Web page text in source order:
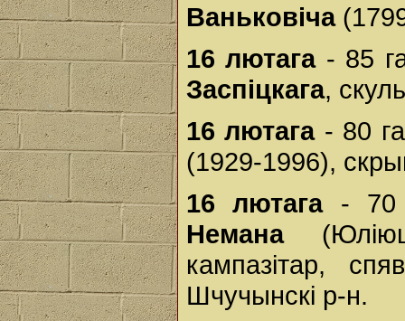
Ваньковіча
16 лютага- 85
Заспіцкага,
16 лютага- 80
(1929-1996),
16 лютага- 70
Немана(Юліюш
кампазітар,
Шчучынскі р-н.